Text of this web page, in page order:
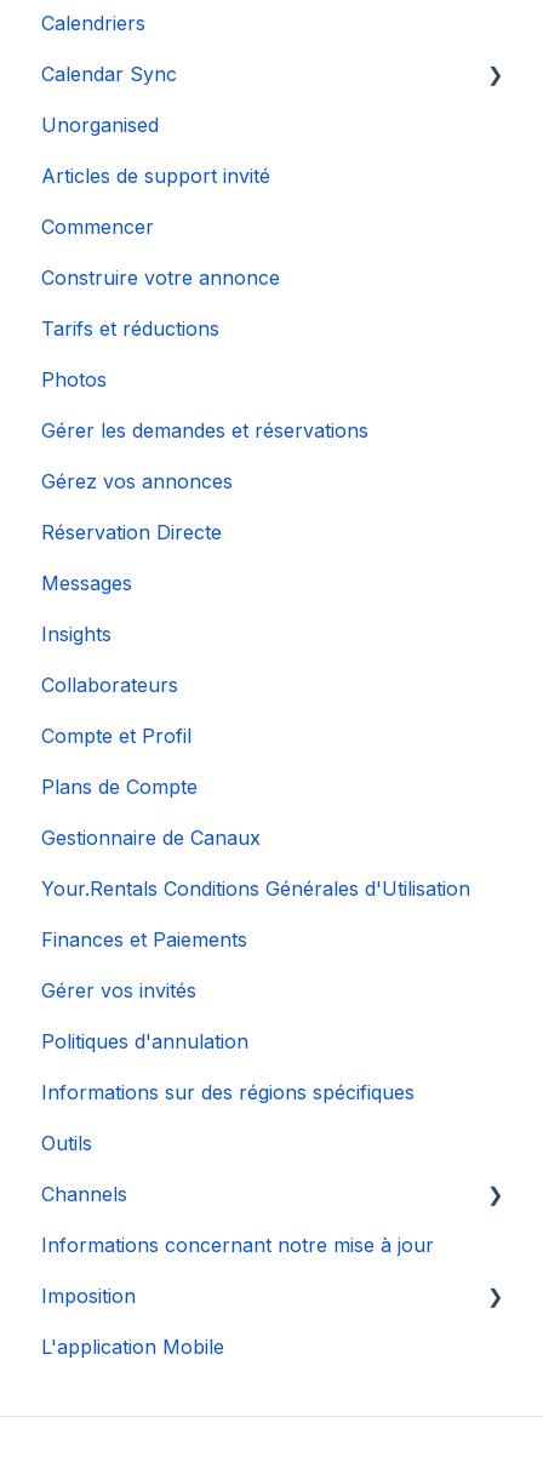
Calendriers
Calendar Sync
Importation de calendriers populaires
Unorganised
Articles de support invité
Commencer
Construire votre annonce
Tarifs et réductions
Photos
Gérer les demandes et réservations
Gérez vos annonces
Réservation Directe
Messages
Insights
Collaborateurs
Compte et Profil
Plans de Compte
Gestionnaire de Canaux
Your.Rentals Conditions Générales d'Utilisation
Finances et Paiements
Gérer vos invités
Politiques d'annulation
Informations sur des régions spécifiques
Outils
Channels
Connexion de Compte
Informations concernant notre mise à jour
Imposition
DAC 7
L'application Mobile